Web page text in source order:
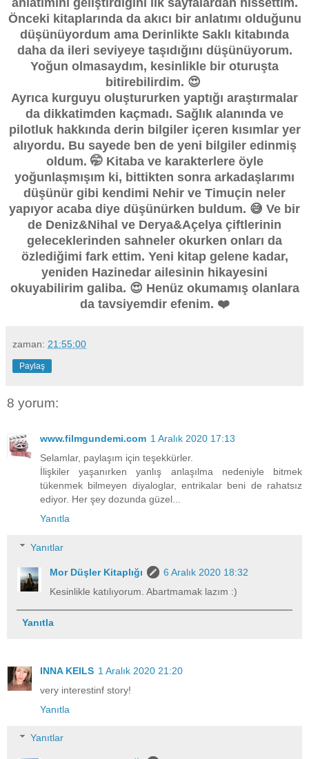
Önceki kitaplarında da akıcı bir anlatımı olduğunu
düşünüyordum ama Derinlikte Saklı kitabında
daha da ileri seviyeye taşıdığını düşünüyorum.
Yoğun olmasaydım, kesinlikle bir oturuşta
bitirebilirdim. 😍
Ayrıca kurguyu oluştururken yaptığı araştırmalar
da dikkatimden kaçmadı. Sağlık alanında ve
pilotluk hakkında derin bilgiler içeren kısımlar yer
alıyordu. Bu sayede ben de yeni bilgiler edinmiş
oldum. 🤭 Kitaba ve karakterlere öyle
yoğunlaşmışım ki, bittikten sonra arkadaşlarımı
düşünür gibi kendimi Nehir ve Timuçin neler
yapıyor acaba diye düşünürken buldum. 😅 Ve bir
de Deniz&Nihal ve Derya&Açelya çiftlerinin
geleceklerinden sahneler okurken onları da
özlediğimi fark ettim. Yeni kitap gelene kadar,
yeniden Hazinedar ailesinin hikayesini
okuyabilirim galiba. 😍 Henüz okumamış olanlara
da tavsiyemdir efenim. ❤️
zaman: 21:55:00
Paylaş
8 yorum:
www.filmgundemi.com 1 Aralık 2020 17:13
Selamlar, paylaşım için teşekkürler.
İlişkiler yaşanırken yanlış anlaşılma nedeniyle bitmek
tükenmek bilmeyen diyaloglar, entrikalar beni de rahatsız
ediyor. Her şey dozunda güzel...
Yanıtla
Yanıtlar
Mor Düşler Kitaplığı
6 Aralık 2020 18:32
Kesinlikle katılıyorum. Abartmamak lazım :)
Yanıtla
INNA KEILS 1 Aralık 2020 21:20
very interestinf story!
Yanıtla
Yanıtlar